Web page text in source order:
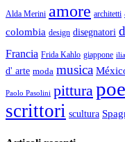
Alda Merini amore architetti
colombia design disegnatori
Francia Frida Kahlo giappone
d' arte moda musica
Paolo Pasolini pittura
scrittori scultura